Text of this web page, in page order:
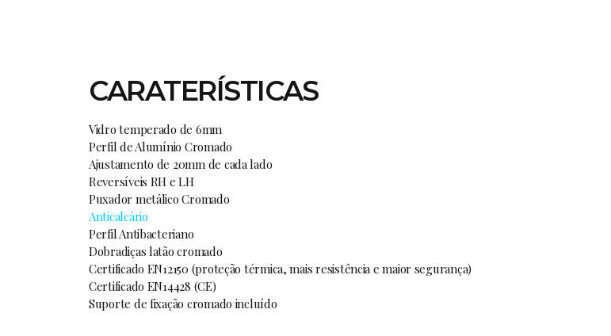
CARATERÍSTICAS
Vidro temperado de 6mm
Perfil de Alumínio Cromado
Ajustamento de 20mm de cada lado
Reversíveis RH e LH
Puxador metálico Cromado
Anticalcário
Perfil Antibacteriano
Dobradiças latão cromado
Certificado EN12150 (proteção térmica, mais resistência e maior segurança)
Certificado EN14428 (CE)
Suporte de fixação cromado incluído